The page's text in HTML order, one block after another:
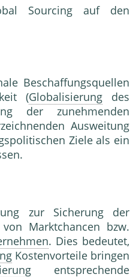
Sourcing auf den
Beschaffungsquellen
(Globalisierungdes
der zunehmenden
Ausweitung
Ziele als ein
zur Sicherung der
Marktchancen bzw.
. Dies bedeutet,
Kostenvorteile bringen
entsprechende